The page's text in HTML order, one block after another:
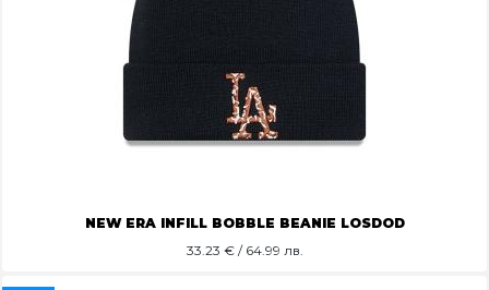
NEW ERA INFILL BOBBLE BEANIE LOSDOD
33.23 € / 64.99 лв.